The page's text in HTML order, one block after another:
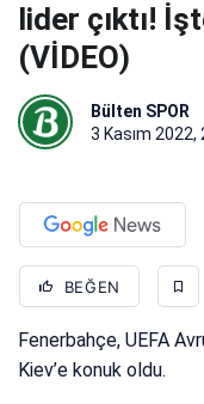
lider çıktı!
(VİDEO)
Bülten SPOR
3 Kasım 2022,
BEĞEN
Fenerbahçe, UEFA
Kiev’e konuk oldu.